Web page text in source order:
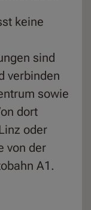
keine
sind
verbinden
sowie
dort
oder
von der
A1.